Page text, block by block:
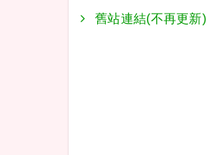
舊站連結(不再更新)